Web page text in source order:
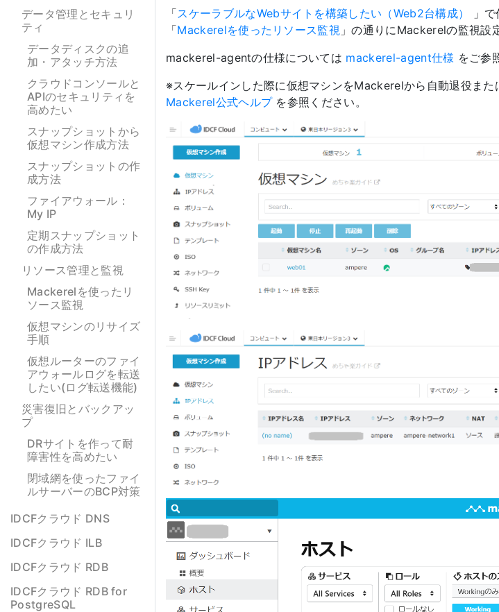
データ管理とセキュリ
ティ
データディスクの追
加・アタッチ方法
クラウドコンソールと
APIのセキュリティを
高めたい
スナップショットから
仮想マシン作成方法
スナップショットの作
成方法
ファイアウォール：
My IP
定期スナップショット
の作成方法
リソース管理と監視
Mackerelを使ったリ
ソース監視
仮想マシンのリサイズ
手順
仮想ルーターのファイ
アウォールログを転送
したい(ログ転送機能)
災害復旧とバックアッ
プ
DRサイトを作って耐
障害性を高めたい
閉域網を使ったファイ
ルサーバーのBCP対策
IDCFクラウド DNS
IDCFクラウド ILB
IDCFクラウド RDB
IDCFクラウド RDB for
PostgreSQL
「スケーラブルなWebサイトを構築したい（Web2台構成）
」
「Mackerelを使ったリソース監視 」の通りにMackerelの監視設
mackerel-agentの仕様については mackerel-agent仕様 をご参
※スケールインした際に仮想マシンをMackerelから自動退役ま
Mackerel公式ヘルプを参照ください。